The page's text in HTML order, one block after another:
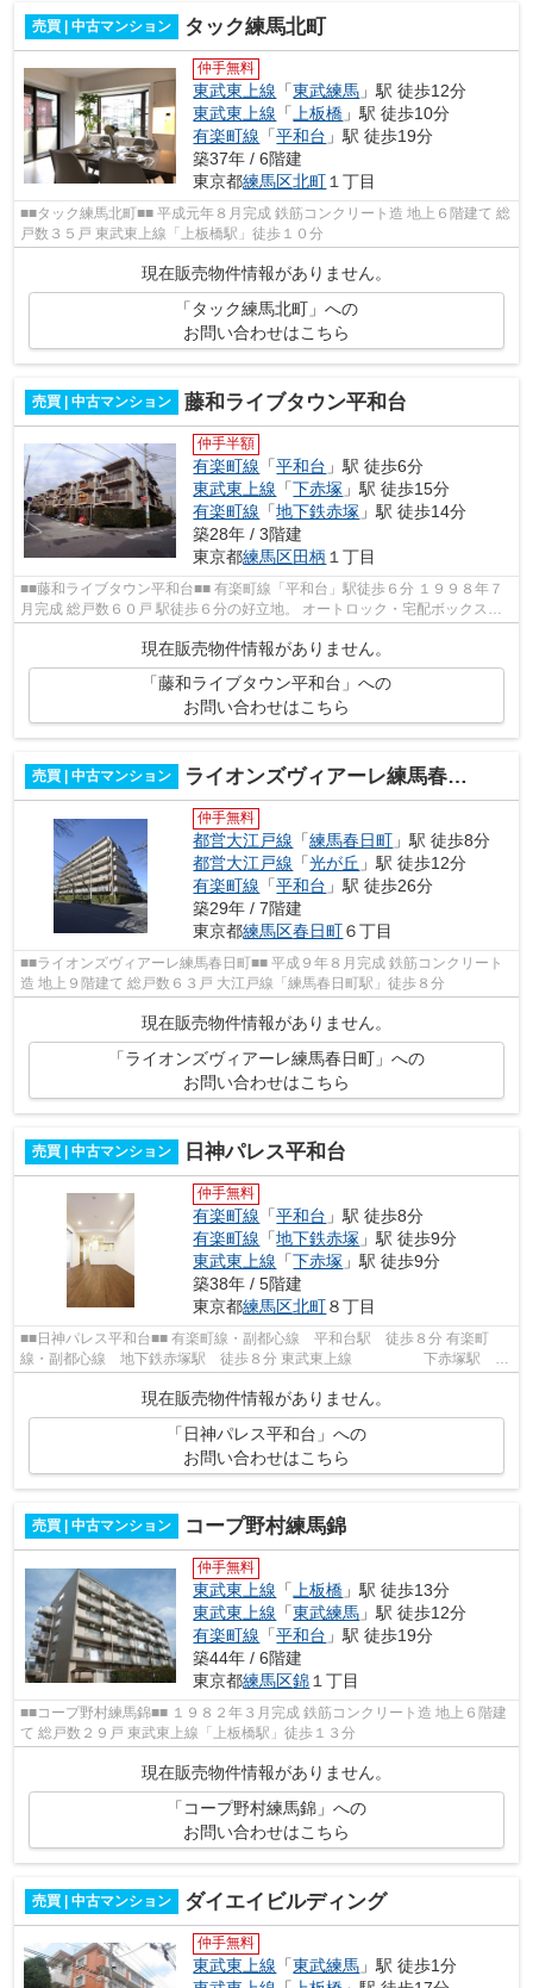
売買 | 中古マンション タック練馬北町
仲手無料
東武東上線 「東武練馬 」駅 徒歩12分
東武東上線 「 上板橋 」駅 徒歩10分
有楽町線 「平和台 」駅 徒歩19分
築37年 / 6階建
東京都練馬区北町 １丁目
■■タック練馬北町■■ 平成元年８月完成 鉄筋コンクリート造 地上６階建て 総
戸数３５戸 東武東上線「上板橋駅」徒歩１０分
現在販売物件情報がありません。
「タック練馬北町」への
お問い合わせはこちら
売買 | 中古マンション 藤和ライブタウン平和台
仲手半額
有楽町線 「平和台 」駅 徒歩6分
東武東上線 「下赤塚 」駅 徒歩15分
有楽町線 「地下鉄赤塚 」駅 徒歩14分
築28年 / 3階建
東京都練馬区田柄 １丁目
■■藤和ライブタウン平和台■■ 有楽町線「平和台」駅徒歩６分 １９９８年７
月完成 総戸数６０戸 駅徒歩６分の好立地。 オートロック・宅配ボックス完
備 駐車場もあります。（空無）
現在販売物件情報がありません。
「藤和ライブタウン平和台」への
お問い合わせはこちら
売買 | 中古マンション ライオンズヴィアーレ練馬春日町
仲手無料
都営大江戸線 「練馬春日町 」駅 徒歩8分
都営大江戸線 「光が丘 」駅 徒歩12分
有楽町線 「平和台 」駅 徒歩26分
築29年 / 7階建
東京都練馬区春日町６丁目
■■ライオンズヴィアーレ練馬春日町■■ 平成９年８月完成 鉄筋コンクリート
造 地上９階建て 総戸数６３戸 大江戸線「練馬春日町駅」徒歩８分
現在販売物件情報がありません。
「ライオンズヴィアーレ練馬春日町」への
お問い合わせはこちら
売買 | 中古マンション 日神パレス平和台
仲手無料
有楽町線 「平和台 」駅 徒歩8分
有楽町線 「地下鉄赤塚 」駅 徒歩9分
東武東上線 「下赤塚 」駅 徒歩9分
築38年 / 5階建
東京都練馬区北町８丁目
■■日神パレス平和台■■ 有楽町線・副都心線 平和台駅 徒歩８分 有楽町
線・副都心線 地下鉄赤塚駅 徒歩８分 東武東上線 下赤塚駅 徒
歩１０分 総戸数３８戸 鉄筋コンクリ...
現在販売物件情報がありません。
「日神パレス平和台」への
お問い合わせはこちら
売買 | 中古マンション コープ野村練馬錦
仲手無料
東武東上線 「上板橋 」駅 徒歩13分
東武東上線 「東武練馬 」駅 徒歩12分
有楽町線 「平和台 」駅 徒歩19分
築44年 / 6階建
東京都練馬区錦１丁目
■■コープ野村練馬錦■■ １９８２年３月完成 鉄筋コンクリート造 地上６階建
て 総戸数２９戸 東武東上線「上板橋駅」徒歩１３分
現在販売物件情報がありません。
「コープ野村練馬錦」への
お問い合わせはこちら
売買 | 中古マンション ダイエイビルディング
仲手無料
東武東上線 「東武練馬 」駅 徒歩1分